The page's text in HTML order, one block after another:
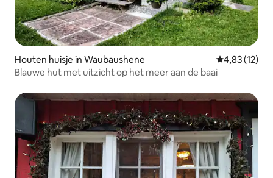
Houten huisje in Waubaushene Gemiddelde
4,83 (12)
Blauwe hut met uitzicht op het meer aan de baai